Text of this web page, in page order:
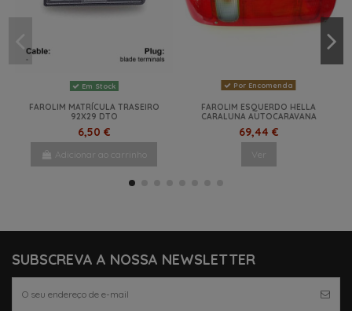
Em Stock
FAROLIM MATRÍCULA TRASEIRO
92X29 DTO
6,50 €
Adicionar ao carrinho
Por Encomenda
FAROLIM ESQUERDO HELLA
CARALUNA AUTOCARAVANA
69,44 €
Ver
SUBSCREVA A NOSSA NEWSLETTER